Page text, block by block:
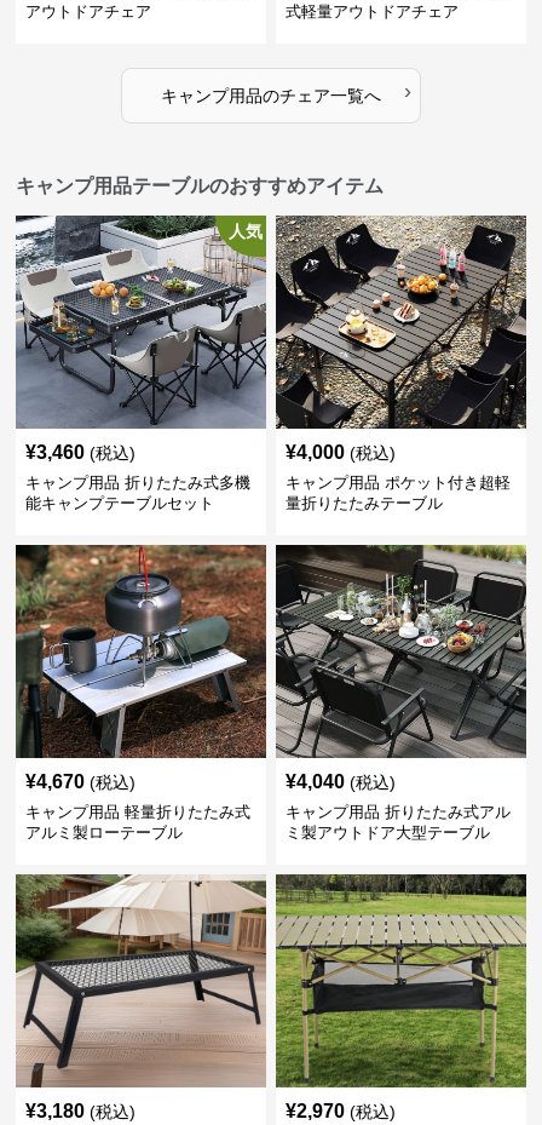
アウトドアチェア
式軽量アウトドアチェア
キャンプ用品のチェア一覧へ ›
キャンプ用品テーブルのおすすめアイテム
人気
¥3,460 (税込)
キャンプ用品 折りたたみ式多機
能キャンプテーブルセット
¥4,000 (税込)
キャンプ用品 ポケット付き超軽
量折りたたみテーブル
¥4,670 (税込)
キャンプ用品 軽量折りたたみ式
アルミ製ローテーブル
¥4,040 (税込)
キャンプ用品 折りたたみ式アル
ミ製アウトドア大型テーブル
¥3,180 (税込) ¥2,970 (税込)